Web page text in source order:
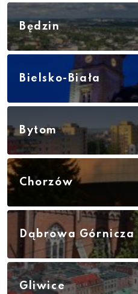
Będzin
Bielsko-Biała
Bytom
Chorzów
Dąbrowa Górnicza
Gliwice